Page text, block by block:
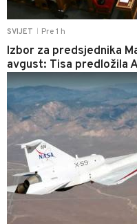
SVIJET Pre 1 h
Izbor za predsjednika
avgust: Tisa predložila